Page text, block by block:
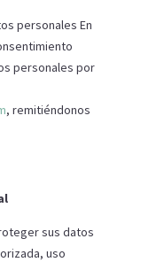
personales En
personales por
, remitiéndonos
sus datos
uso